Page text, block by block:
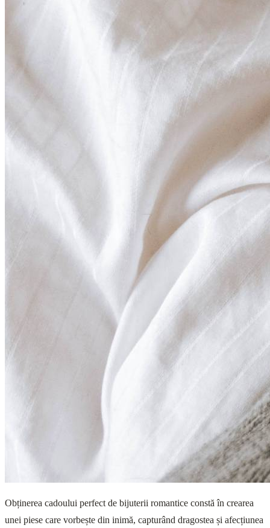
Obținerea cadoului perfect de bijuterii romantice constă în crearea
unei piese care vorbește din inimă, capturând dragostea și afecțiunea